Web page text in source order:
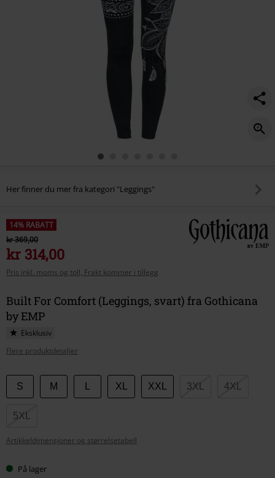
Her finner du mer fra kategori "Leggings"
14% RABATT
kr 369,00
kr 314,00
Pris inkl. moms og toll, Frakt kommer i tillegg
Built For Comfort (Leggings, svart) fra Gothicana
by EMP
Eksklusiv
Flere produktdetaljer
Velg
størrelse
S M XL XXL 3XL 4XL
5XL
Artikkeldimensjoner og størrelsetabell
På lager